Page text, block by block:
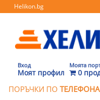
Helikon.bg
Вход
Моят профил
Моята
0
ПОРЪЧКИ ПО ТЕЛЕФОНА